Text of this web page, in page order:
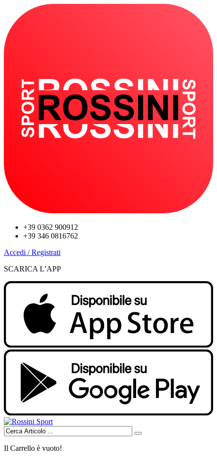
+39 0362 900912
+39 346 0816762
Accedi / Registrati
SCARICA L’APP
Il Carrello è vuoto!